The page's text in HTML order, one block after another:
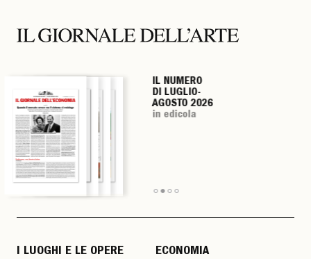
IL NUMERO
DI LUGLIO-
AGOSTO 2026
in edicola
IL NUMERO
DI LUGLIO-
AGOSTO 2026
in edicola
IL NUMERO
DI LUGLIO-
AGOSTO 2026
in edicola
IL NUMERO
DI LUGLIO-
AGOSTO 2026
in edicola
I LUOGHI E LE OPERE ECONOMIA